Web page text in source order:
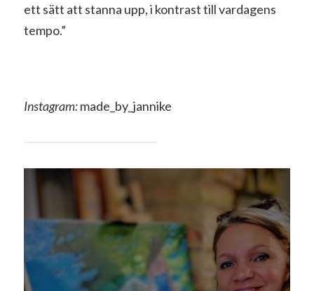
ett sätt att stanna upp, i kontrast till vardagens
tempo.”
Instagram:made_by_jannike